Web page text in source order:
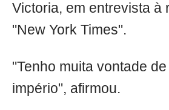
Victoria, em entrevista à
"New York Times".
"Tenho muita vontade
império", afirmou.